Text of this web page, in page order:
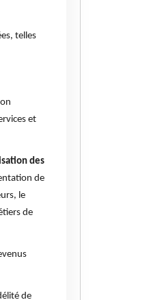
telles
et
des
de
le
de
de